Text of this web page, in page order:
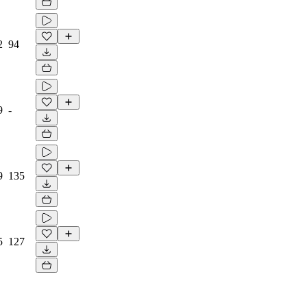
94
-
135
127